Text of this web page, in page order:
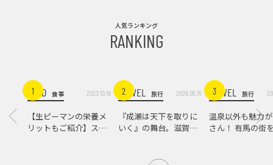
人気ランキング
RANKING
1FOOD 食事 2023.10.16
【生ピーマンの栄養メ
リットもご紹介】スパ
2
TRAVEL 旅行 2026.05.15
『成瀬は天下を取りに
いく』の舞台。滋賀県
3
TRAVEL 旅行
温泉以外も魅力
さん！ 有馬の街